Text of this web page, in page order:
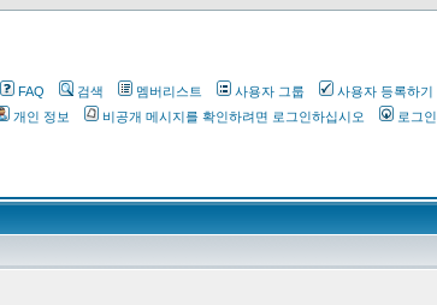
FAQ 검색 멤버리스트 사용자 그룹
사용자 등록하기
개인 정보
비공개 메시지를 확인하려면 로그인하십시오 로그인